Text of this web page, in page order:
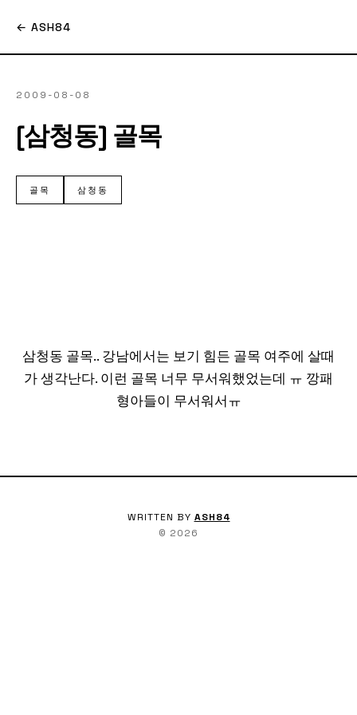
← ASH84
2009-08-08
[삼청동] 골목
골목 삼청동
삼청동 골목.. 강남에서는 보기 힘든 골목 여주에 살때
가 생각난다. 이런 골목 너무 무서워했었는데 ㅠ 깡패
형아들이 무서워서ㅠ
WRITTEN BY ASH84
© 2026